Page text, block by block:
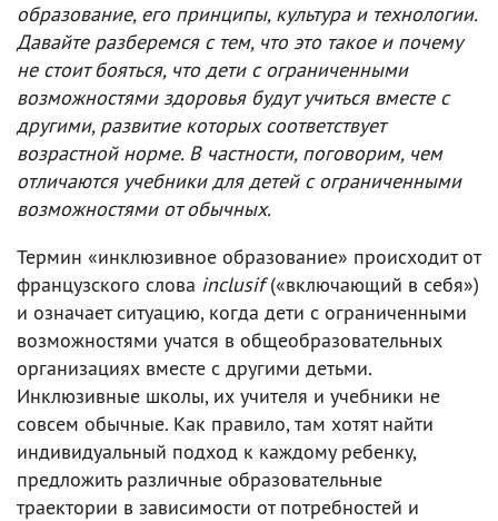
образование, его принципы, культура и технологии.
Давайте разберемся с тем, что это такое и почему
не стоит бояться, что дети с ограниченными
возможностями здоровья будут учиться вместе с
другими, развитие которых соответствует
возрастной норме. В частности, поговорим, чем
отличаются учебники для детей с ограниченными
возможностями от обычных.
Термин «инклюзивное образование» происходит от
французского слова inclusif(«включающий в себя»)
и означает ситуацию, когда дети с ограниченными
возможностями учатся в общеобразовательных
организациях вместе с другими детьми.
Инклюзивные школы, их учителя и учебники не
совсем обычные. Как правило, там хотят найти
индивидуальный подход к каждому ребенку,
предложить различные образовательные
траектории в зависимости от потребностей и